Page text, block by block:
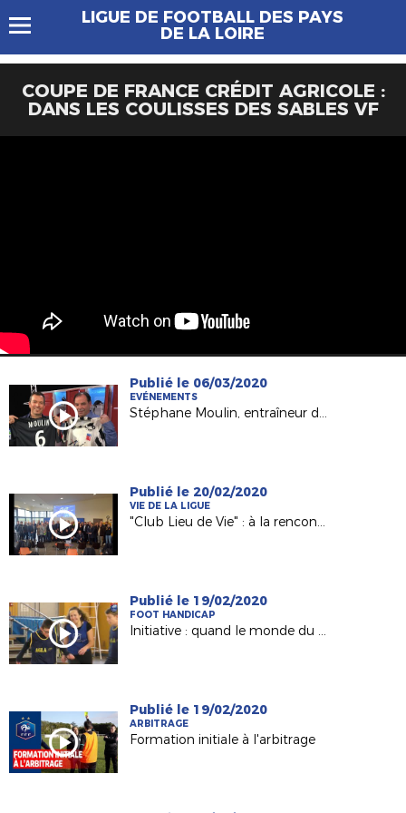
LIGUE DE FOOTBALL DES PAYS
DE LA LOIRE
COUPE DE FRANCE CRÉDIT AGRICOLE :
DANS LES COULISSES DES SABLES VF
Publié le 06/03/2020
EVÉNEMENTS
Stéphane Moulin, entraîneur du Angers SCO invité d' "Une semaine en ballon"
Publié le 20/02/2020
VIE DE LA LIGUE
"Club Lieu de Vie" : à la rencontres des clubs engagés
Publié le 19/02/2020
FOOT HANDICAP
Initiative : quand le monde du handisport et celui le football se rencontrent
Publié le 19/02/2020
ARBITRAGE
Formation initiale à l'arbitrage